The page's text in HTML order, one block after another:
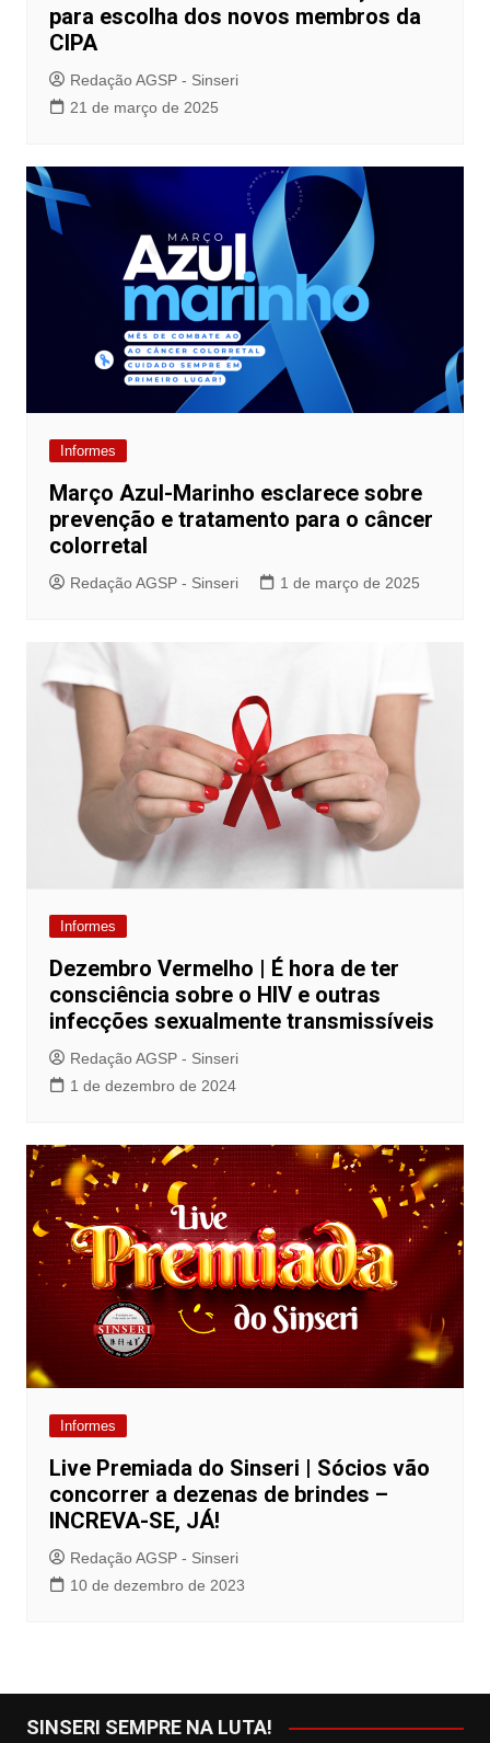
para escolha dos novos membros da
CIPA
Redação AGSP - Sinseri
21 de março de 2025
Informes
Março Azul-Marinho esclarece sobre
prevenção e tratamento para o câncer
colorretal
Redação AGSP - Sinseri 1 de março de 2025
Informes
Dezembro Vermelho | É hora de ter
consciência sobre o HIV e outras
infecções sexualmente transmissíveis
Redação AGSP - Sinseri
1 de dezembro de 2024
Informes
Live Premiada do Sinseri | Sócios vão
concorrer a dezenas de brindes –
INCREVA-SE, JÁ!
Redação AGSP - Sinseri
10 de dezembro de 2023
SINSERI SEMPRE NA LUTA!